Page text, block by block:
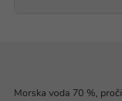
Morska voda 70 %,